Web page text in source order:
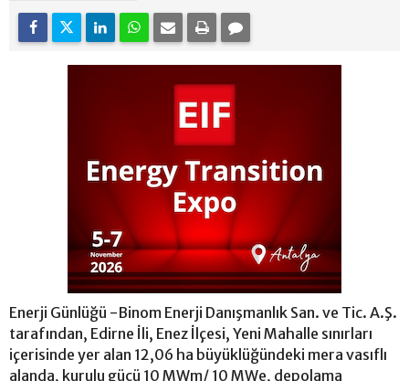
Enerji Günlüğü -Binom Enerji Danışmanlık San. ve Tic. A.Ş.
tarafından, Edirne İli, Enez İlçesi, Yeni Mahalle sınırları
içerisinde yer alan 12,06 ha büyüklüğündeki mera vasıflı
alanda, kurulu gücü 10 MWm/ 10 MWe, depolama